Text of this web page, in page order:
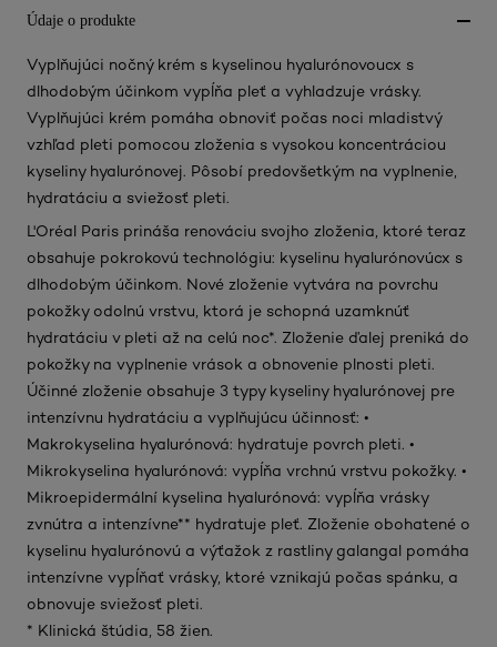
Údaje o produkte
Vyplňujúci nočný krém s kyselinou hyalurónovoucx s
dlhodobým účinkom vypĺňa pleť a vyhladzuje vrásky.
Vyplňujúci krém pomáha obnoviť počas noci mladistvý
vzhľad pleti pomocou zloženia s vysokou koncentráciou
kyseliny hyalurónovej. Pôsobí predovšetkým na vyplnenie,
hydratáciu a sviežosť pleti.
L'Oréal Paris prináša renováciu svojho zloženia, ktoré teraz
obsahuje pokrokovú technológiu: kyselinu hyalurónovúcx s
dlhodobým účinkom. Nové zloženie vytvára na povrchu
pokožky odolnú vrstvu, ktorá je schopná uzamknúť
hydratáciu v pleti až na celú noc*. Zloženie ďalej preniká do
pokožky na vyplnenie vrások a obnovenie plnosti pleti.
Účinné zloženie obsahuje 3 typy kyseliny hyalurónovej pre
intenzívnu hydratáciu a vyplňujúcu účinnosť: •
Makrokyselina hyalurónová: hydratuje povrch pleti. •
Mikrokyselina hyalurónová: vypĺňa vrchnú vrstvu pokožky. •
Mikroepidermální kyselina hyalurónová: vypĺňa vrásky
zvnútra a intenzívne** hydratuje pleť. Zloženie obohatené o
kyselinu hyalurónovú a výťažok z rastliny galangal pomáha
intenzívne vypĺňať vrásky, ktoré vznikajú počas spánku, a
obnovuje sviežosť pleti.
* Klinická štúdia, 58 žien.